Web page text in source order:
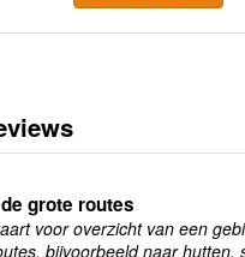
grote routes
voor overzicht van een
bijvoorbeeld naar hutten,